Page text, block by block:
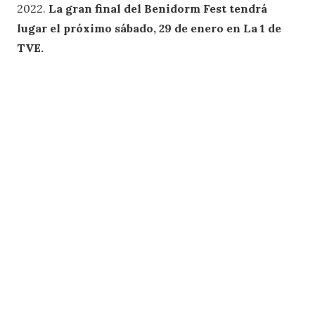
2022. La gran final del Benidorm Fest tendrá
lugar el próximo sábado, 29 de enero en La 1 de
TVE.